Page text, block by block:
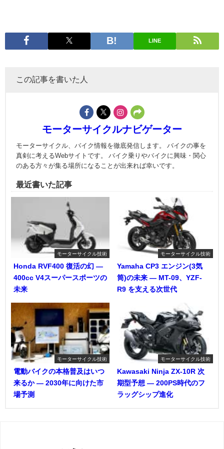
LINE
この記事を書いた人
モーターサイクルナビゲーター
モーターサイクル、バイク情報を徹底発信します。 バイクの事を
真剣に考えるWebサイトです。 バイク乗りやバイクに興味・関心
のある方々が集る場所になることが出来れば幸いです。
最近書いた記事
モーターサイクル技術
Honda RVF400 復活の幻 ―
400cc V4スーパースポーツの
未来
モーターサイクル技術
Yamaha CP3 エンジン(3気
筒)の未来 ― MT-09、YZF-
R9 を支える次世代
モーターサイクル技術
電動バイクの本格普及はいつ
来るか ― 2030年に向けた市
場予測
モーターサイクル技術
Kawasaki Ninja ZX-10R 次
期型予想 ― 200PS時代のフ
ラッグシップ進化